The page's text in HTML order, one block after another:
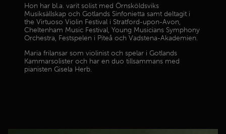
Hon har bl.a. varit solist med Örnsköldsviks
Musiksällskap och Gotlands Sinfonietta samt deltagit i
the Virtuoso Violin Festival i Stratford-upon-Avon,
Cheltenham Music Festival, Young Musicians Symphony
Orchestra, Festspelen i Piteå och Vadstena-Akademien.
Maria frilansar som violinist och spelar i Gotlands
Kammarsolister och har en duo tillsammans med
pianisten Gisela Herb.